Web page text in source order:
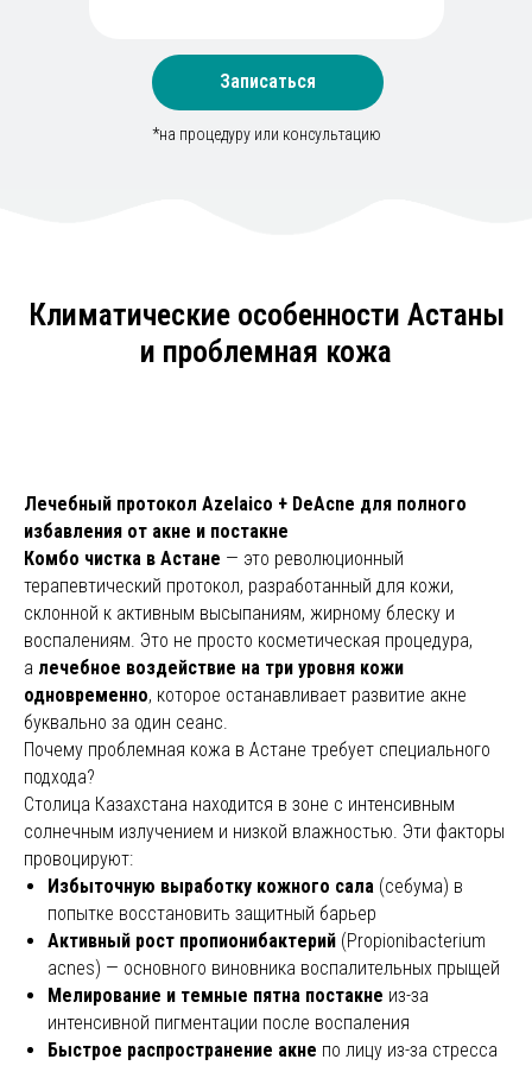
Записаться
*на процедуру или консультацию
Климатические особенности Астаны
и проблемная кожа
Лечебный протокол Azelaico + DeAcne для полного
избавления от акне и постакне
Комбо чистка в Астане — это революционный
терапевтический протокол, разработанный для кожи,
склонной к активным высыпаниям, жирному блеску и
воспалениям. Это не просто косметическая процедура,
а лечебное воздействие на три уровня кожи
одновременно, которое останавливает развитие акне
буквально за один сеанс.
Почему проблемная кожа в Астане требует специального
подхода?
Столица Казахстана находится в зоне с интенсивным
солнечным излучением и низкой влажностью. Эти факторы
провоцируют:
Избыточную выработку кожного сала (себума) в
попытке восстановить защитный барьер
Активный рост пропионибактерий (Propionibacterium
acnes) — основного виновника воспалительных прыщей
Мелирование и темные пятна постакне из-за
интенсивной пигментации после воспаления
Быстрое распространение акне по лицу из-за стресса
Инновационный способ борьбы с
возрастными изменениями на лице и
теле, который дает гарантированный
результат. Можно избавиться от
пигментации, шрамов, следов постакне,
подтянуть и разгладить кожу, сузить поры
и нормализовать выработку сальных
желез и т. д.
Аппаратная косметология
Нити, выполненные из
кожей человека
под кожу, цепляя ее
подтягивает брыли и
подбородок. Подробнее
Нитевой лифтинг